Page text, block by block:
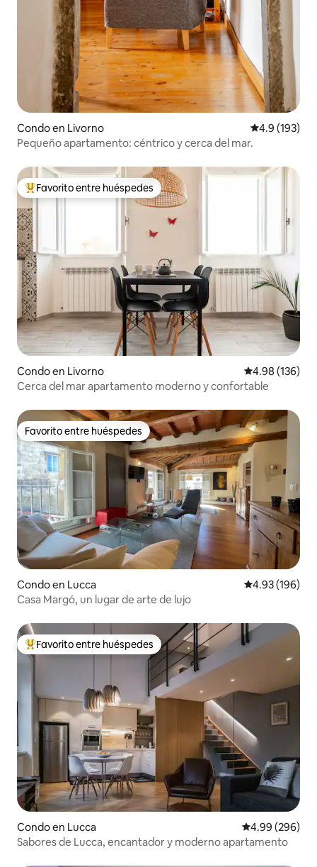
Condo en Livorno Calificación
4.9 (193)
Pequeño apartamento: céntrico y cerca del mar.
Favorito entre huéspedes preferido
Favorito entre huéspedes
Condo en Livorno Calificación
4.98 (136)
Cerca del mar apartamento moderno y confortable
Favorito entre huéspedes
Favorito entre huéspedes
Condo en Lucca Calificación
4.93 (196)
Casa Margó, un lugar de arte de lujo
Favorito entre huéspedes preferido
Favorito entre huéspedes
Condo en Lucca Calificación
4.99 (296)
Sabores de Lucca, encantador y moderno apartamento